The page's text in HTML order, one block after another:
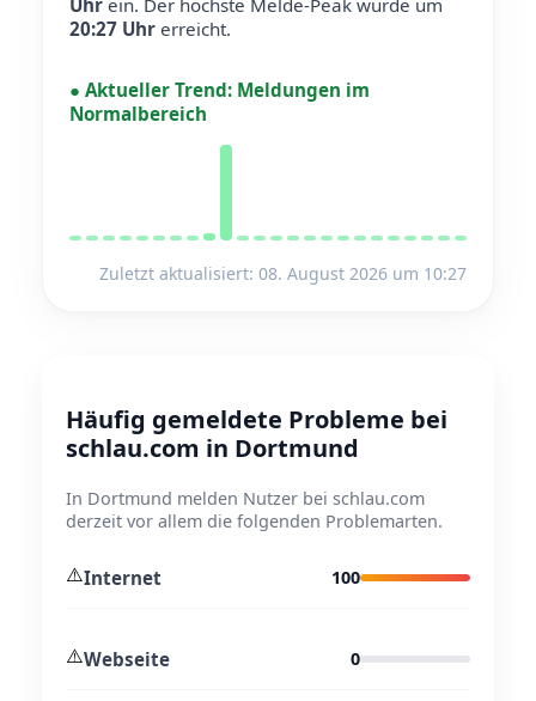
Uhr ein. Der höchste Melde-Peak wurde um
20:27 Uhr erreicht.
● Aktueller Trend: Meldungen im
Normalbereich
Zuletzt aktualisiert: 08. August 2026 um 10:27
Häufig gemeldete Probleme bei
schlau.com in Dortmund
In Dortmund melden Nutzer bei schlau.com
derzeit vor allem die folgenden Problemarten.
⚠️Internet 100
⚠️Webseite 0